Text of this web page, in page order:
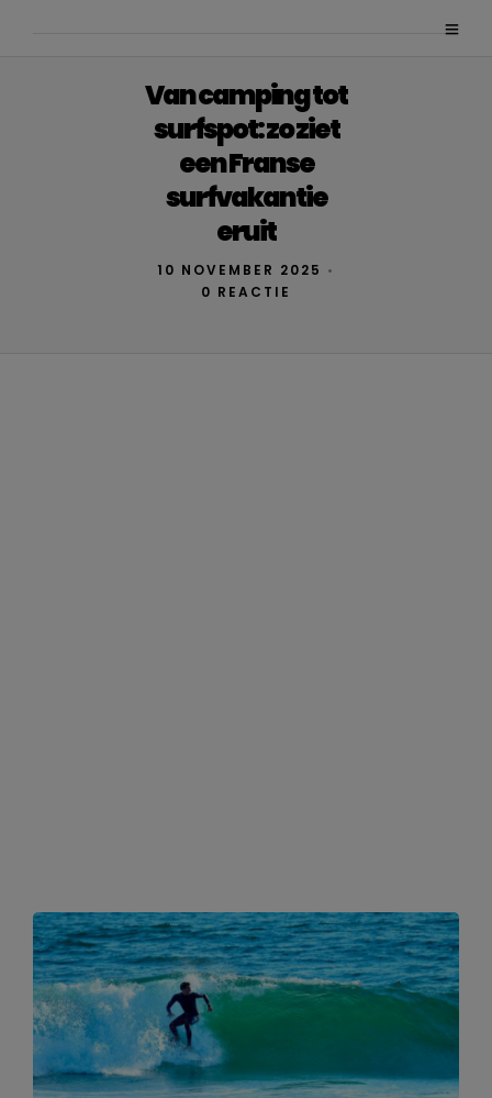
Van camping tot
surfspot: zo ziet
een Franse
surfvakantie
eruit
10 NOVEMBER 2025 •
0 REACTIE